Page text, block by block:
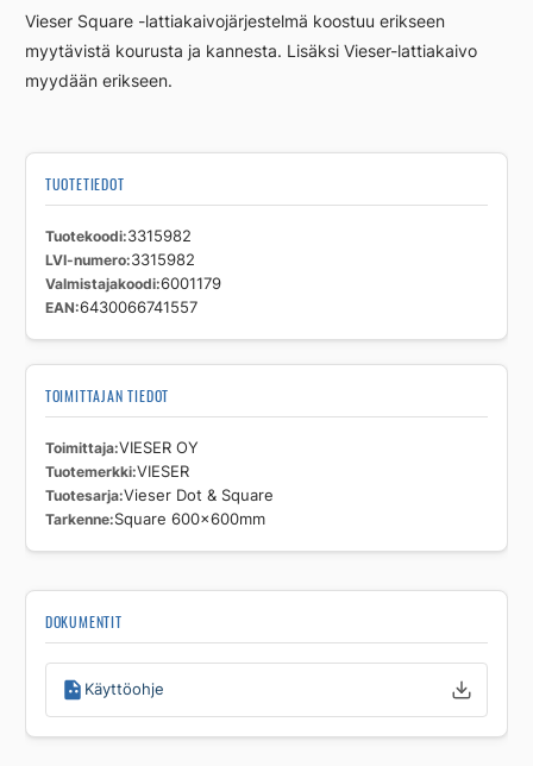
Vieser Square -lattiakaivojärjestelmä koostuu erikseen
myytävistä kourusta ja kannesta. Lisäksi Vieser-lattiakaivo
myydään erikseen.
TUOTETIEDOT
Tuotekoodi 3315982
LVI-numero 3315982
Valmistajakoodi 6001179
EAN 6430066741557
TOIMITTAJAN TIEDOT
Toimittaja VIESER OY
Tuotemerkki VIESER
Tuotesarja Vieser Dot & Square
Tarkenne Square 600x600mm
DOKUMENTIT
Käyttöohje